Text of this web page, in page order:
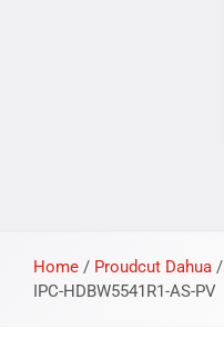
Home / Proudcut Dahua /
IPC-HDBW5541R1-AS-PV